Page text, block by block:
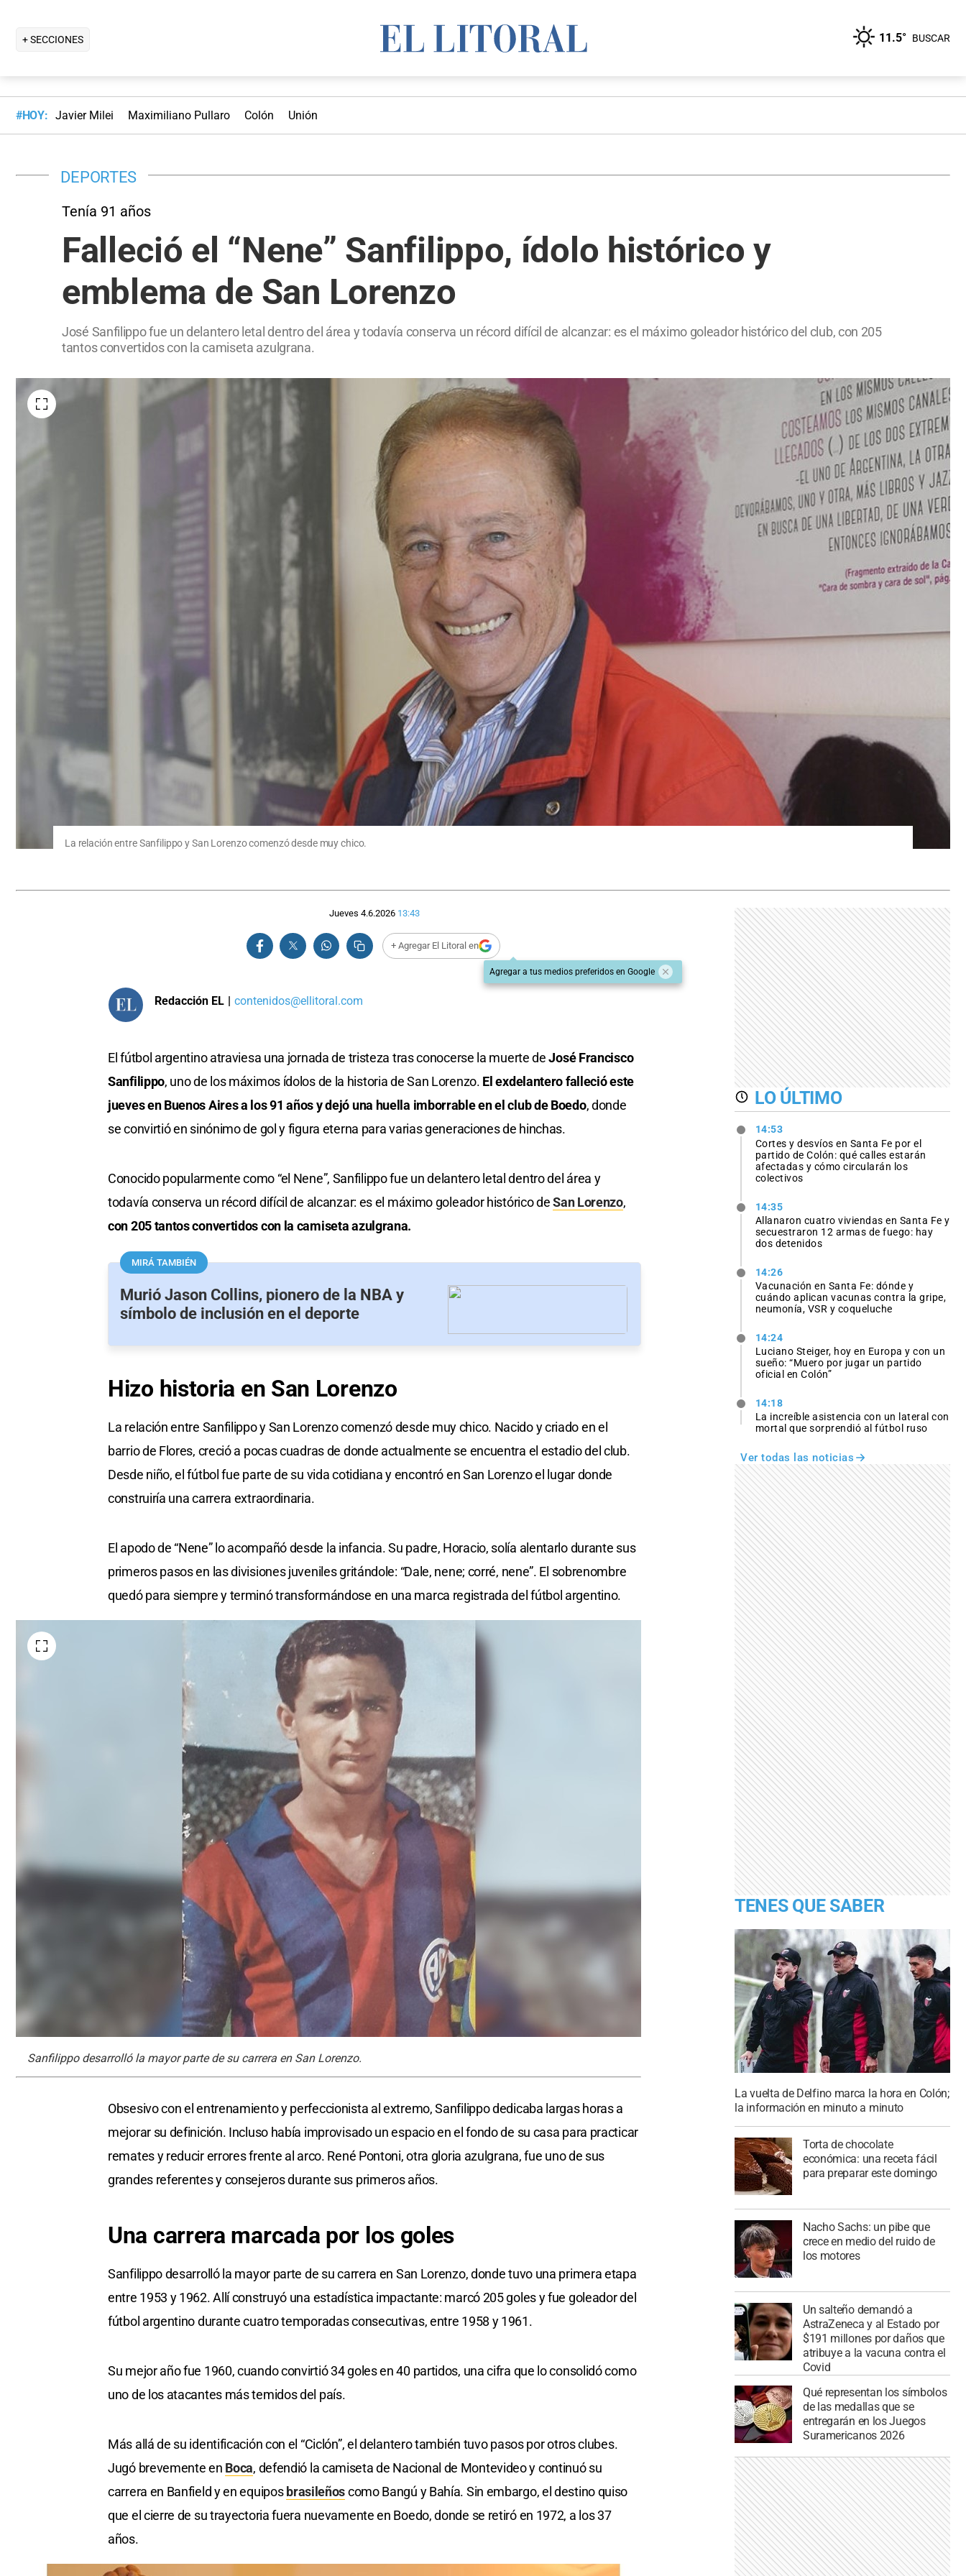
+ SECCIONES 11.5° BUSCAR
#HOY: Javier Milei Maximiliano Pullaro Colón Unión
DEPORTES
Tenía 91 años
Falleció el “Nene” Sanfilippo, ídolo histórico y
emblema de San Lorenzo
José Sanfilippo fue un delantero letal dentro del área y todavía conserva un récord difícil de alcanzar: es el máximo goleador histórico del club, con 205
tantos convertidos con la camiseta azulgrana.
La relación entre Sanfilippo y San Lorenzo comenzó desde muy chico.
Jueves 4.6.2026 13:43
+ Agregar El Litoral en
Agregar a tus medios preferidos en Google
Redacción EL | contenidos@ellitoral.com
El fútbol argentino atraviesa una jornada de tristeza tras conocerse la muerte deJosé Francisco
Sanfilippo, uno de los máximos ídolos de la historia de San Lorenzo. El exdelantero falleció este
jueves en Buenos Aires a los 91 años y dejó una huella imborrable en el club de Boedo, donde
se convirtió en sinónimo de gol y figura eterna para varias generaciones de hinchas.
Conocido popularmente como “el Nene”, Sanfilippo fue un delantero letal dentro del área y
todavía conserva un récord difícil de alcanzar: es el máximo goleador histórico deSan Lorenzo,
con 205 tantos convertidos con la camiseta azulgrana.
MIRÁ TAMBIÉN
Murió Jason Collins, pionero de la NBA y
símbolo de inclusión en el deporte
Hizo historia en San Lorenzo
La relación entre Sanfilippo y San Lorenzo comenzó desde muy chico. Nacido y criado en el
barrio de Flores, creció a pocas cuadras de donde actualmente se encuentra el estadio del club.
Desde niño, el fútbol fue parte de su vida cotidiana y encontró en San Lorenzo el lugar donde
construiría una carrera extraordinaria.
El apodo de “Nene” lo acompañó desde la infancia. Su padre, Horacio, solía alentarlo durante sus
primeros pasos en las divisiones juveniles gritándole: “Dale, nene; corré, nene”. El sobrenombre
quedó para siempre y terminó transformándose en una marca registrada del fútbol argentino.
Sanfilippo desarrolló la mayor parte de su carrera en San Lorenzo.
Obsesivo con el entrenamiento y perfeccionista al extremo, Sanfilippo dedicaba largas horas a
mejorar su definición. Incluso había improvisado un espacio en el fondo de su casa para practicar
remates y reducir errores frente al arco. René Pontoni, otra gloria azulgrana, fue uno de sus
grandes referentes y consejeros durante sus primeros años.
Una carrera marcada por los goles
Sanfilippo desarrolló la mayor parte de su carrera en San Lorenzo, donde tuvo una primera etapa
entre 1953 y 1962. Allí construyó una estadística impactante: marcó 205 goles y fue goleador del
fútbol argentino durante cuatro temporadas consecutivas, entre 1958 y 1961.
Su mejor año fue 1960, cuando convirtió 34 goles en 40 partidos, una cifra que lo consolidó como
uno de los atacantes más temidos del país.
Más allá de su identificación con el “Ciclón”, el delantero también tuvo pasos por otros clubes.
Jugó brevemente en Boca, defendió la camiseta de Nacional de Montevideo y continuó su
carrera en Banfield y en equipos brasileñoscomo Bangú y Bahía. Sin embargo, el destino quiso
que el cierre de su trayectoria fuera nuevamente en Boedo, donde se retiró en 1972, a los 37
años.
LO ÚLTIMO
14:53
Cortes y desvíos en Santa Fe por el
partido de Colón: qué calles estarán
afectadas y cómo circularán los
colectivos
14:35
Allanaron cuatro viviendas en Santa Fe y
secuestraron 12 armas de fuego: hay
dos detenidos
14:26
Vacunación en Santa Fe: dónde y
cuándo aplican vacunas contra la gripe,
neumonía, VSR y coqueluche
14:24
Luciano Steiger, hoy en Europa y con un
sueño: “Muero por jugar un partido
oficial en Colón”
14:18
La increíble asistencia con un lateral con
mortal que sorprendió al fútbol ruso
Ver todas las noticias
TENES QUE SABER
La vuelta de Delfino marca la hora en Colón;
la información en minuto a minuto
Torta de chocolate
económica: una receta fácil
para preparar este domingo
Nacho Sachs: un pibe que
crece en medio del ruido de
los motores
Un salteño demandó a
AstraZeneca y al Estado por
$191 millones por daños que
atribuye a la vacuna contra el
Covid
Qué representan los símbolos
de las medallas que se
entregarán en los Juegos
Suramericanos 2026